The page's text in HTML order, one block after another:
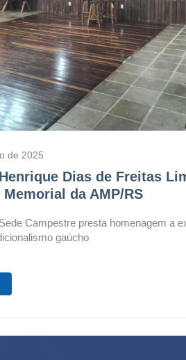
de 2025
Dias de Freitas
da AMP/RS
Campestre presta homenagem a
gaúcho